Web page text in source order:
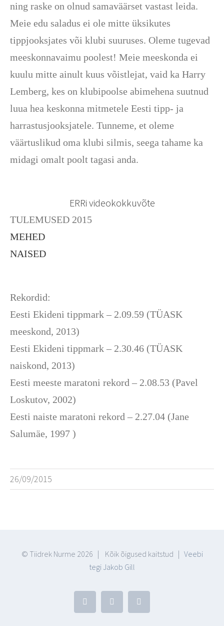
ning raske on olnud samaväärset vastast leida.
Meie edu saladus ei ole mitte üksikutes
tippjooksjates või klubi suuruses. Oleme tugevad
meeskonnavaimu poolest! Meie meeskonda ei
kuulu mitte ainult kuus võistlejat, vaid ka Harry
Lemberg, kes on klubipoolse abimehena suutnud
luua hea keskonna mitmetele Eesti tipp- ja
harrastusjooksjatele. Tunneme, et oleme
väärtuslikud oma klubi silmis, seega tahame ka
midagi omalt poolt tagasi anda.
ERRi videokokkuvõte
TULEMUSED 2015
MEHED
NAISED
Rekordid:
Eesti Ekideni tippmark – 2.09.59 (TÜASK
meeskond, 2013)
Eesti Ekideni tippmark – 2.30.46 (TÜASK
naiskond, 2013)
Eesti meeste maratoni rekord – 2.08.53 (Pavel
Loskutov, 2002)
Eesti naiste maratoni rekord – 2.27.04 (Jane
Salumäe, 1997 )
26/09/2015
© Tiidrek Nurme 2026 | Kõik õigused kaitstud | Veebi
tegi Jakob Gill
FacebookYouTubeBlogger